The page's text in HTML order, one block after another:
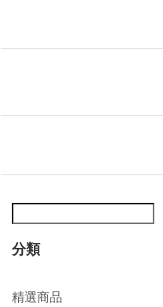
分類
精選商品